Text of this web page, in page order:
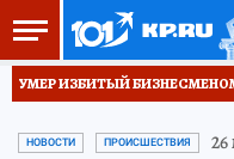
УМЕР ИЗБИТЫЙ
НОВОСТИ ПРОИСШЕСТВИЯ 26